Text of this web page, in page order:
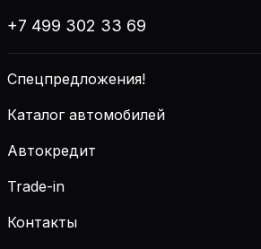
+7 499 302 33 69
Спецпредложения!
Каталог автомобилей
Автокредит
Trade-in
Контакты